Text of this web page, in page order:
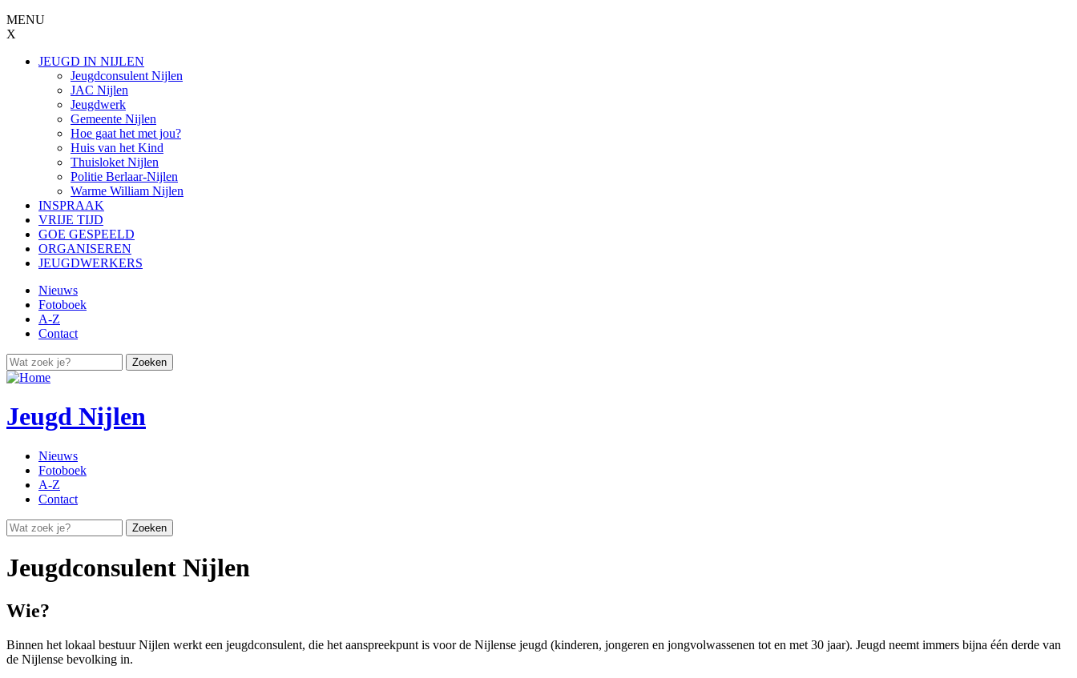
Jump to navigation
MENU
X
JEUGD IN NIJLEN
Jeugdconsulent Nijlen
JAC Nijlen
Jeugdwerk
Gemeente Nijlen
Hoe gaat het met jou?
Huis van het Kind
Thuisloket Nijlen
Politie Berlaar-Nijlen
Warme William Nijlen
INSPRAAK
VRIJE TIJD
GOE GESPEELD
ORGANISEREN
JEUGDWERKERS
Nieuws
Fotoboek
A-Z
Contact
Zoekveld
Jeugd Nijlen
Nieuws
Fotoboek
A-Z
Contact
Jeugdconsulent Nijlen
Wie?
Binnen het lokaal bestuur Nijlen werkt een jeugdconsulent, die het aanspreekpunt is voor de Nijlense jeugd (kinderen, jongeren en jongvolwassenen tot en met 30 jaar). Jeugd neemt immers bijna één derde van
de Nijlense bevolking in.